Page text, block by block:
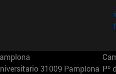
31009 Pamplona Pº